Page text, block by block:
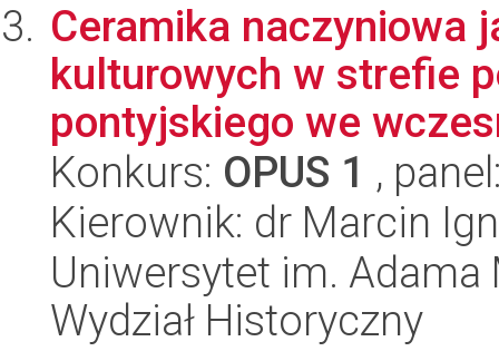
Ceramika naczyniowa
kulturowych w strefie
pontyjskiego we
Konkurs: OPUS 1 ,
Kierownik: dr Marcin
Uniwersytet im.
Wydział Historyczny